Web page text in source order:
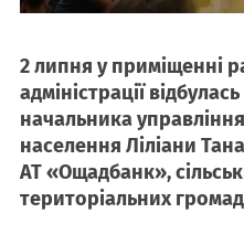
2 липня у приміщенні
адміністрації
начальника
населення Ліліани
АТ «Ощадбанк»,
територіальних